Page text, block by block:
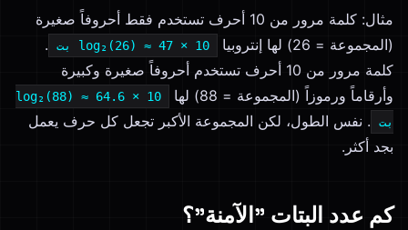
مثال: كلمة مرور من 10 أحرف تستخدم فقط أحروفاً صغيرة
(المجموعة = 26) لها إنتروبيا
10 × log₂(26) ≈ 47 بت
.
كلمة مرور من 10 أحرف تستخدم أحروفاً صغيرة وكبيرة
وأرقاماً ورموزاً (المجموعة = 88) لها
10 × log₂(88) ≈ 64.6
بت
. نفس الطول، لكن المجموعة الأكبر تجعل كل حرف يعمل
بجد أكثر.
كم عدد البتات "الآمنة"؟